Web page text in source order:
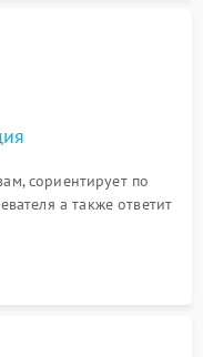
сориентирует по
а также ответит